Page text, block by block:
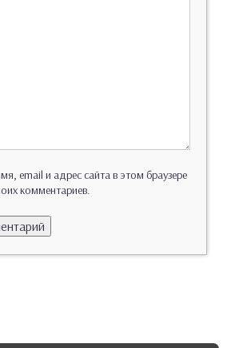
email и адрес сайта в этом браузере
комментариев.